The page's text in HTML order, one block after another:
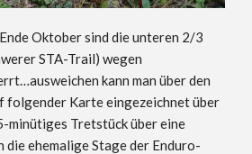
Oktober sind die unteren 2/3
STA-Trail) wegen
kann man über den
folgender Karte eingezeichnet über
minütiges Tretstück über eine
die ehemalige Stage der Enduro-